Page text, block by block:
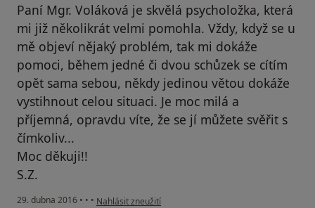
Paní Mgr. Voláková je skvělá psycholožka, která
mi již několikrát velmi pomohla. Vždy, když se u
mě objeví nějaký problém, tak mi dokáže
pomoci, během jedné či dvou schůzek se cítím
opět sama sebou, někdy jedinou větou dokáže
vystihnout celou situaci. Je moc milá a
příjemná, opravdu víte, že se jí můžete svěřit s
čímkoliv...
Moc děkuji!!
S.Z.
29. dubna 2016 • • • podle názoru uživatele Váš účet byl odstraněn
Nahlásit zneužití